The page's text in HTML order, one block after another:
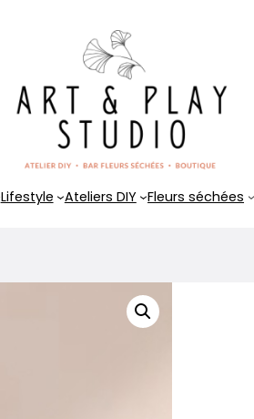
Lifestyle Ateliers DIY Fleurs séchées